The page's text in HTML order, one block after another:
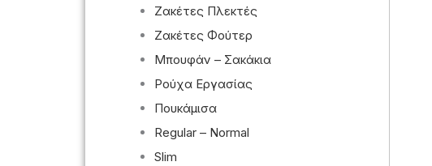
Ζακέτες Πλεκτές
Ζακέτες Φούτερ
Μπουφάν – Σακάκια
Ρούχα Εργασίας
Πουκάμισα
Regular – Normal
Slim